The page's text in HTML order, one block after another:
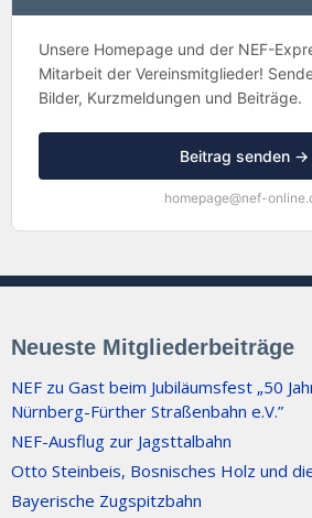
Unsere Homepage und der NEF-
Mitarbeit der Vereinsmitglieder!
Bilder, Kurzmeldungen und Beiträge.
Beitrag senden →
homepage@nef-
Neueste Mitgliederbeiträge
NEF zu Gast beim Jubiläumsfest „50
Nürnberg-Fürther Straßenbahn e.V.”
NEF-Ausflug zur Jagsttalbahn
Otto Steinbeis, Bosnisches Holz und
Bayerische Zugspitzbahn